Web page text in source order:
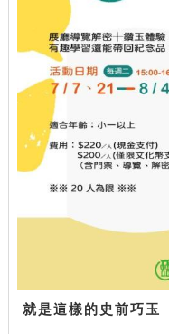
就是這樣的史前巧玉